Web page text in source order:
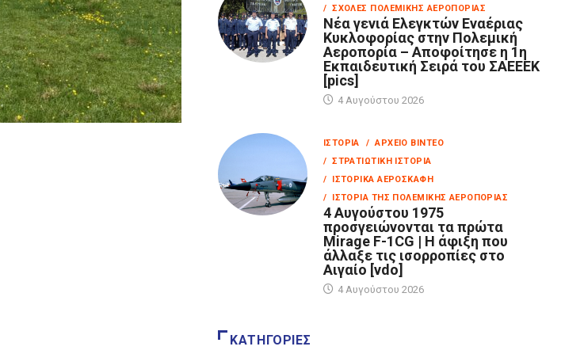
/ ΣΧΟΛΈΣ ΠΟΛΕΜΙΚΉΣ ΑΕΡΟΠΟΡΊΑΣ
Νέα γενιά Ελεγκτών Εναέριας
Κυκλοφορίας στην Πολεμική
Αεροπορία – Αποφοίτησε η 1η
Εκπαιδευτική Σειρά του ΣΑΕΕΕΚ
[pics]
4 Αυγούστου 2026
ΙΣΤΟΡΊΑ
/ ΑΡΧΕΊΟ ΒΊΝΤΕΟ
/ ΣΤΡΑΤΙΩΤΙΚΉ ΙΣΤΟΡΊΑ
/ ΙΣΤΟΡΙΚΆ ΑΕΡΟΣΚΆΦΗ
/ ΙΣΤΟΡΊΑ ΤΗΣ ΠΟΛΕΜΙΚΉΣ ΑΕΡΟΠΟΡΊΑΣ
4 Αυγούστου 1975
προσγειώνονται τα πρώτα
Mirage F-1CG | Η άφιξη που
άλλαξε τις ισορροπίες στο
Αιγαίο [vdo]
4 Αυγούστου 2026
ΚΑΤΗΓΟΡΊΕΣ